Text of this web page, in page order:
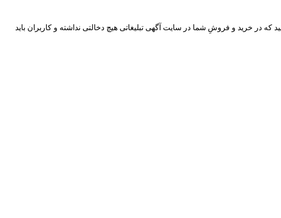
در خرید و فروشِ شما در سایت آگهی تبلیغاتی هیچ دخالتی نداشته و کاربران باید